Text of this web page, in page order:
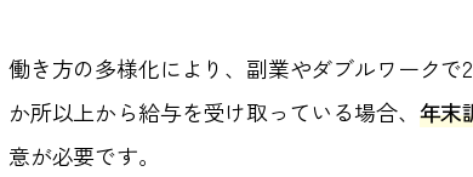
働き方の多様化により、副業やダブルワーク
か所以上から給与を受け取っている場合、 年末
意が必要です。